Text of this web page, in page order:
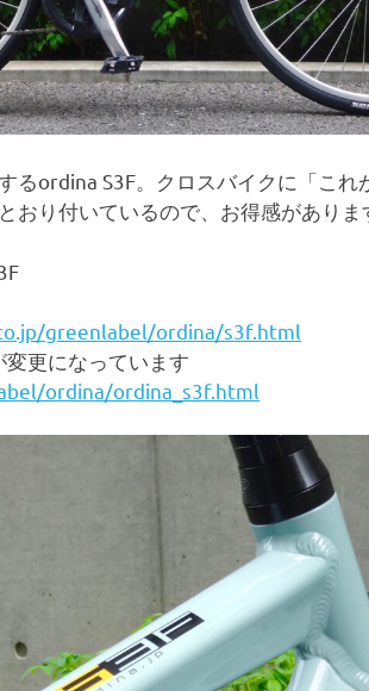
るordina S3F。クロスバイクに「これ
おり付いているので、お得感がありま
greenlabel/ordina/s3f.html
変更になっています
ordina/ordina_s3f.html